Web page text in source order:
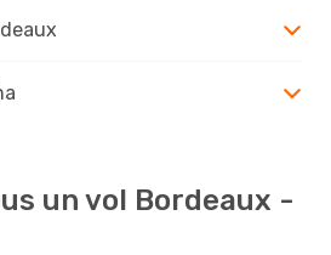
un vol Bordeaux -